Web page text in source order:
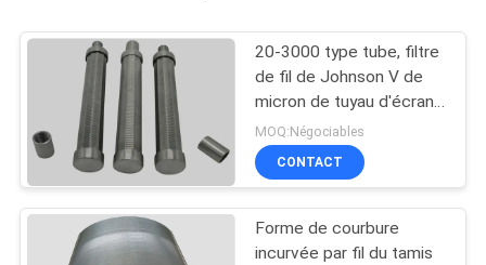
20-3000 type tube, filtre
de fil de Johnson V de
micron de tuyau d'écran
de fil de la cale SS304
MOQ:Négociables
CONTACT
Forme de courbure
incurvée par fil du tamis